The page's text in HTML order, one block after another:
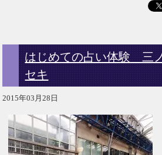
はじめての占い体験 三
セキ
2015年03月28日